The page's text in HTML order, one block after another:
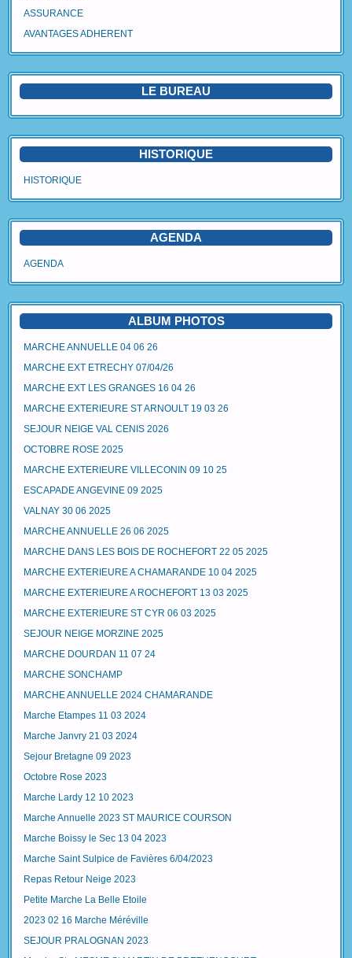
Contact
Blog
ASSURANCE
AVANTAGES ADHERENT
LE BUREAU
HISTORIQUE
HISTORIQUE
AGENDA
AGENDA
ALBUM PHOTOS
MARCHE ANNUELLE 04 06 26
MARCHE EXT ETRECHY 07/04/26
MARCHE EXT LES GRANGES 16 04 26
MARCHE EXTERIEURE ST ARNOULT 19 03 26
SEJOUR NEIGE VAL CENIS 2026
OCTOBRE ROSE 2025
MARCHE EXTERIEURE VILLECONIN 09 10 25
ESCAPADE ANGEVINE 09 2025
VALNAY 30 06 2025
MARCHE ANNUELLE 26 06 2025
MARCHE DANS LES BOIS DE ROCHEFORT 22 05 2025
MARCHE EXTERIEURE A CHAMARANDE 10 04 2025
MARCHE EXTERIEURE A ROCHEFORT 13 03 2025
MARCHE EXTERIEURE ST CYR 06 03 2025
SEJOUR NEIGE MORZINE 2025
MARCHE DOURDAN 11 07 24
MARCHE SONCHAMP
MARCHE ANNUELLE 2024 CHAMARANDE
Marche Etampes 11 03 2024
Marche Janvry 21 03 2024
Sejour Bretagne 09 2023
Octobre Rose 2023
Marche Lardy 12 10 2023
Marche Annuelle 2023 ST MAURICE COURSON
Marche Boissy le Sec 13 04 2023
Marche Saint Sulpice de Favières 6/04/2023
Repas Retour Neige 2023
Petite Marche La Belle Etoile
2023 02 16 Marche Méréville
SEJOUR PRALOGNAN 2023